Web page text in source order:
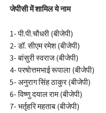
जेपीसी में शामिल ये नाम
1- पी.पी.चौधरी (बीजेपी)
2- डॉ. सीएम रमेश (बीजेपी)
3- बांसुरी स्वराज (बीजेपी)
4- परषोत्तमभाई रूपाला (बीजेपी)
5- अनुराग सिंह ठाकुर (बीजेपी)
6- विष्णु दयाल राम (बीजेपी)
7- भर्तृहरि महताब (बीजेपी)